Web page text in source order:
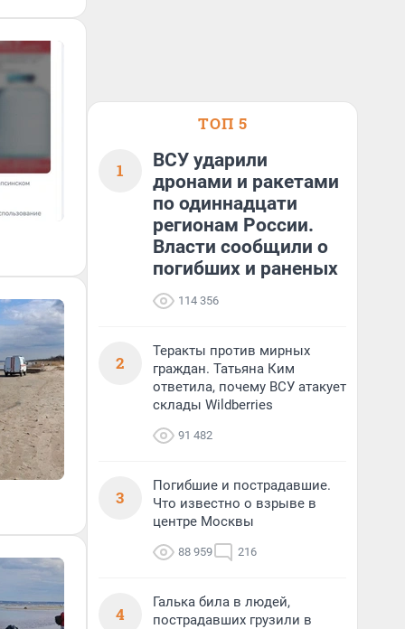
ТОП 5
1
ВСУ ударили
дронами и ракетами
по одиннадцати
регионам России.
Власти сообщили о
погибших и раненых
114 356
2
Теракты против мирных
граждан. Татьяна Ким
ответила, почему ВСУ атакует
склады Wildberries
91 482
3
Погибшие и пострадавшие.
Что известно о взрыве в
центре Москвы
88 959 216
4
Галька била в людей,
пострадавших грузили в